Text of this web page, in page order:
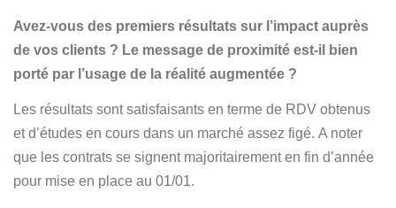
Avez-vous des premiers résultats sur l’impact auprès
de vos clients ? Le message de proximité est-il bien
porté par l’usage de la réalité augmentée ?
Les résultats sont satisfaisants en terme de RDV obtenus
et d’études en cours dans un marché assez figé. A noter
que les contrats se signent majoritairement en fin d’année
pour mise en place au 01/01.